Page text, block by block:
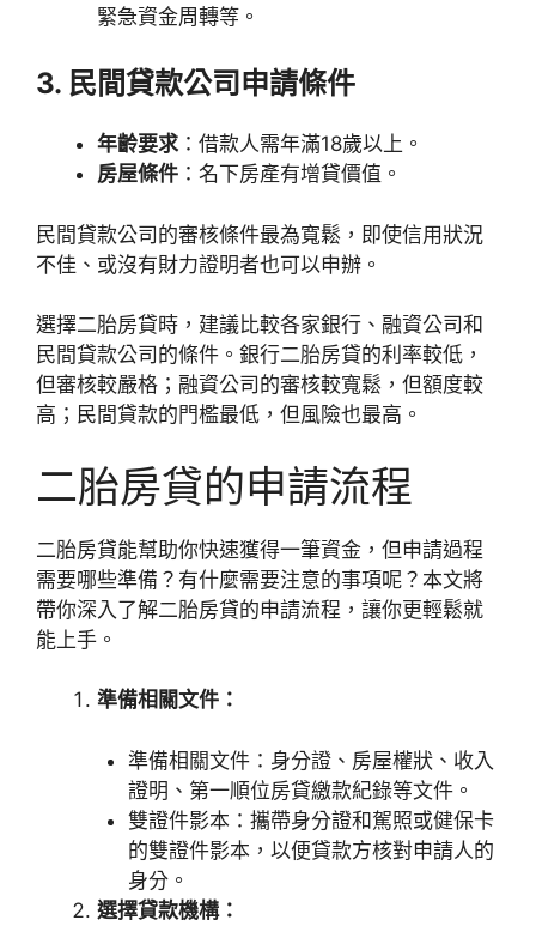
緊急資金周轉等。
3. 民間貸款公司 申請條件
年齡要求 ：借款人需年滿18歲以上。
房屋條件 ：名下房產有增貸價值。
民間貸款公司的審核條件最為寬鬆，即使信用狀況
不佳、或沒有財力證明者也可以申辦。
選擇二胎房貸時，建議比較各家銀行、融資公司和
民間貸款公司的條件。銀行二胎房貸的利率較低，
但審核較嚴格；融資公司的審核較寬鬆，但額度較
高；民間貸款的門檻最低，但風險也最高。
二胎房貸的申請流程
二胎房貸能幫助你快速獲得一筆資金，但申請過程
需要哪些準備？有什麼需要注意的事項呢？本文將
帶你深入了解二胎房貸的申請流程，讓你更輕鬆就
能上手。
準備相關文件：
準備相關文件：身分證、房屋權狀、收入
證明、第一順位房貸繳款紀錄等文件。
雙證件影本：攜帶身分證和駕照或健保卡
的雙證件影本，以便貸款方核對申請人的
身分。
選擇貸款機構：